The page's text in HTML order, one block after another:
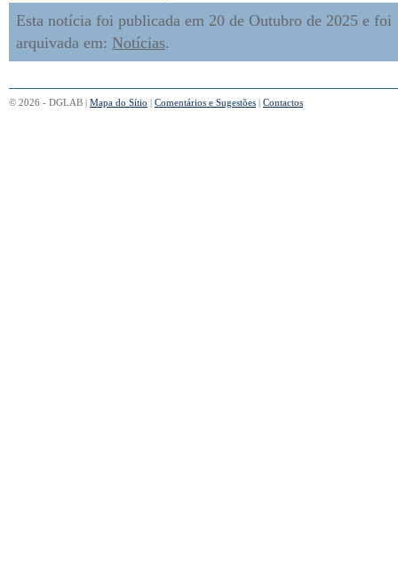
Esta notícia foi publicada em 20 de Outubro de 2025 e foi
arquivada em: Notícias.
© 2026 - DGLAB | Mapa do Sítio | Comentários e Sugestões | Contactos